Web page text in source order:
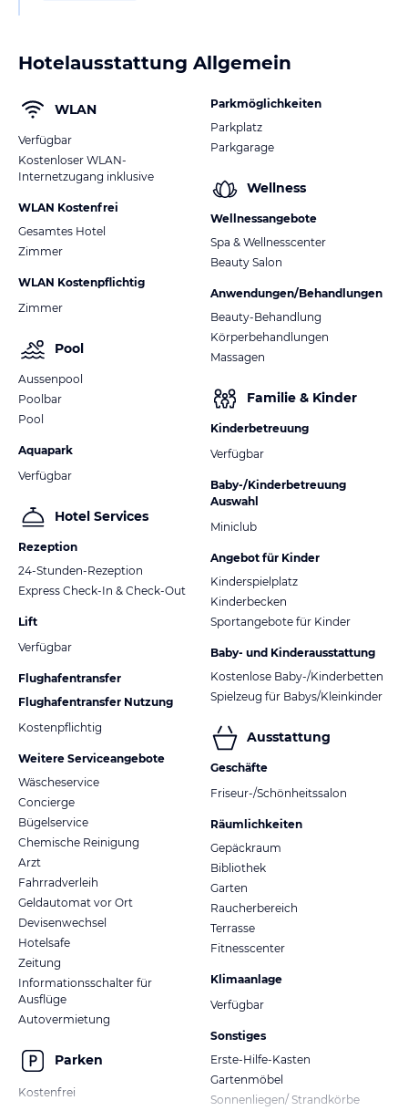
Hotelausstattung Allgemein
WLAN
Verfügbar
Kostenloser WLAN-
Internetzugang inklusive
WLAN Kostenfrei
Gesamtes Hotel
Zimmer
WLAN Kostenpflichtig
Zimmer
Pool
Aussenpool
Poolbar
Pool
Aquapark
Verfügbar
Hotel Services
Rezeption
24-Stunden-Rezeption
Express Check-In & Check-Out
Lift
Verfügbar
Flughafentransfer
Flughafentransfer Nutzung
Kostenpflichtig
Weitere Serviceangebote
Wäscheservice
Concierge
Bügelservice
Chemische Reinigung
Arzt
Fahrradverleih
Geldautomat vor Ort
Devisenwechsel
Hotelsafe
Zeitung
Informationsschalter für
Ausflüge
Autovermietung
Parken
Kostenfrei
Parkmöglichkeiten
Parkplatz
Parkgarage
Wellness
Wellnessangebote
Spa & Wellnesscenter
Beauty Salon
Anwendungen/Behandlungen
Beauty-Behandlung
Körperbehandlungen
Massagen
Familie & Kinder
Kinderbetreuung
Verfügbar
Baby-/Kinderbetreuung
Auswahl
Miniclub
Angebot für Kinder
Kinderspielplatz
Kinderbecken
Sportangebote für Kinder
Baby- und Kinderausstattung
Kostenlose Baby-/Kinderbetten
Spielzeug für Babys/Kleinkinder
Ausstattung
Geschäfte
Friseur-/Schönheitssalon
Räumlichkeiten
Gepäckraum
Bibliothek
Garten
Raucherbereich
Terrasse
Fitnesscenter
Klimaanlage
Verfügbar
Sonstiges
Erste-Hilfe-Kasten
Gartenmöbel
Sonnenliegen/ Strandkörbe